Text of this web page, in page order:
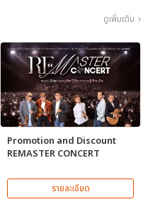
ดูเพิ่มเติม
Promotion and Discount
REMASTER CONCERT
รายละเอียด